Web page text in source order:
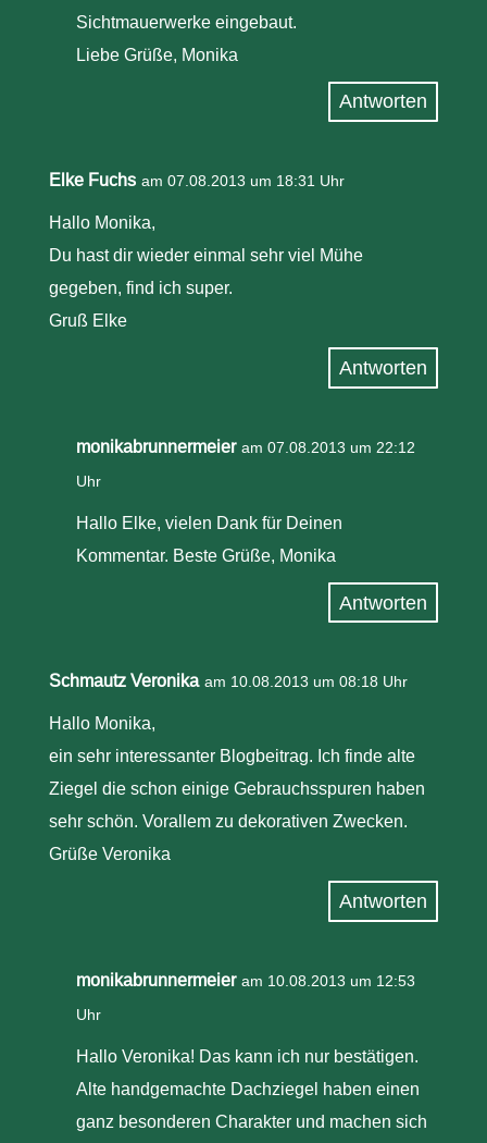
Sichtmauerwerke eingebaut.
Liebe Grüße, Monika
Antworten
Elke Fuchs am 07.08.2013 um 18:31 Uhr
Hallo Monika,
Du hast dir wieder einmal sehr viel Mühe
gegeben, find ich super.
Gruß Elke
Antworten
monikabrunnermeier am 07.08.2013 um 22:12
Uhr
Hallo Elke, vielen Dank für Deinen
Kommentar. Beste Grüße, Monika
Antworten
Schmautz Veronika am 10.08.2013 um 08:18 Uhr
Hallo Monika,
ein sehr interessanter Blogbeitrag. Ich finde alte
Ziegel die schon einige Gebrauchsspuren haben
sehr schön. Vorallem zu dekorativen Zwecken.
Grüße Veronika
Antworten
monikabrunnermeier am 10.08.2013 um 12:53
Uhr
Hallo Veronika! Das kann ich nur bestätigen.
Alte handgemachte Dachziegel haben einen
ganz besonderen Charakter und machen sich